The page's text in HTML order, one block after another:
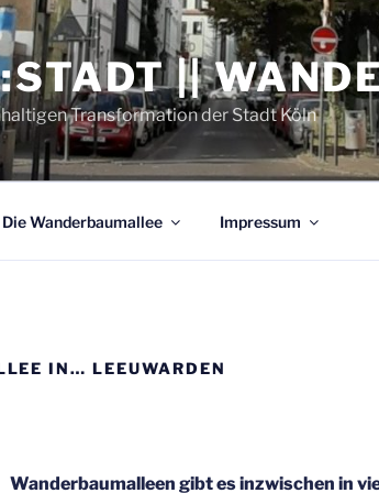
||
Transformation der Stadt Köln
Die Wan­der­baum­al­lee Impres­sum
IN… LEEUWARDEN
Wan­der­baum­al­leen gibt es inzwi­schen in